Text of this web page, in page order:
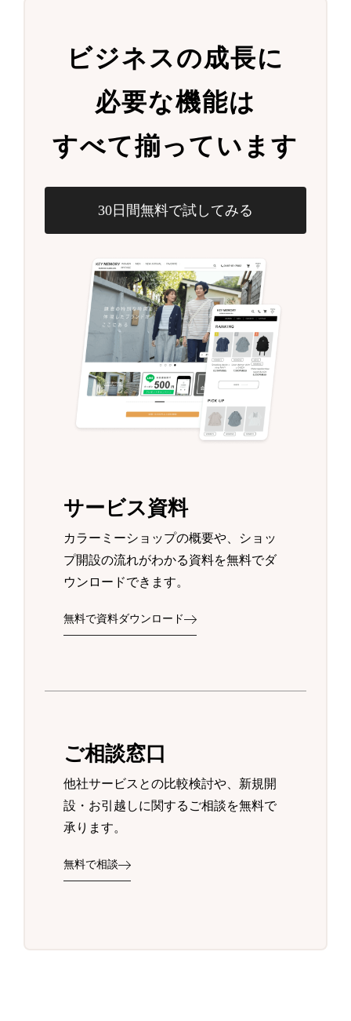
ビジネスの成長に
必要な機能は
すべて揃っています
30日間無料で試してみる
サービス資料
カラーミーショップの概要や、ショッ
プ開設の流れがわかる資料を無料でダ
ウンロードできます。
無料で資料ダウンロード
ご相談窓口
他社サービスとの比較検討や、新規開
設・お引越しに関するご相談を無料で
承ります。
無料で相談